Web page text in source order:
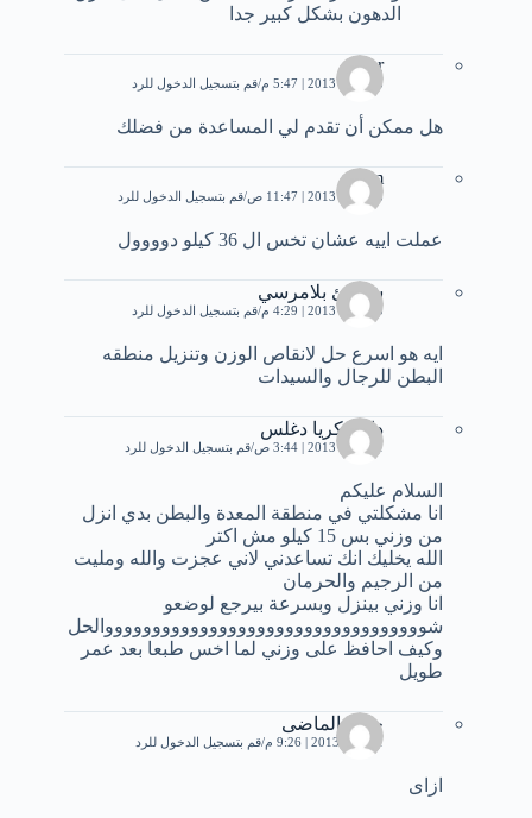
الدهون بشكل كبير جدا
naser
25 مايو، 2013 | 5:47 م قم بتسجيل الدخول للرد
هل ممكن أن تقدم لي المساعدة من فضلك
eslam
28 مايو، 2013 | 11:47 ص قم بتسجيل الدخول للرد
عملت اييه عشان تخس ال 36 كيلو دوووول
شاطئ بلامرسي
30 مايو، 2013 | 4:29 م قم بتسجيل الدخول للرد
ايه هو اسرع حل لانقاص الوزن وتنزيل منطقه
البطن للرجال والسيدات
داليازكريا دغلس
31 مايو، 2013 | 3:44 ص قم بتسجيل الدخول للرد
السلام عليكم
انا مشكلتي في منطقة المعدة والبطن بدي انزل
من وزني بس 15 كيلو مش اكتر
الله يخليك انك تساعدني لاني عجزت والله ومليت
من الرجيم والحرمان
انا وزني بينزل وبسرعة بيرجع لوضعو
شووووووووووووووووووووووووووووووووووالحل
وكيف احافظ على وزني لما اخس طبعا بعد عمر
طويل
حنين الماضى
1 يونيو، 2013 | 9:26 م قم بتسجيل الدخول للرد
ازاى